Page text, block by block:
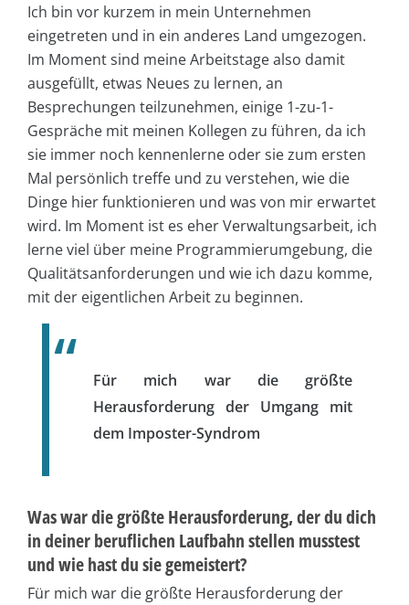
Ich bin vor kurzem in mein Unternehmen
eingetreten und in ein anderes Land umgezogen.
Im Moment sind meine Arbeitstage also damit
ausgefüllt, etwas Neues zu lernen, an
Besprechungen teilzunehmen, einige 1-zu-1-
Gespräche mit meinen Kollegen zu führen, da ich
sie immer noch kennenlerne oder sie zum ersten
Mal persönlich treffe und zu verstehen, wie die
Dinge hier funktionieren und was von mir erwartet
wird. Im Moment ist es eher Verwaltungsarbeit, ich
lerne viel über meine Programmierumgebung, die
Qualitätsanforderungen und wie ich dazu komme,
mit der eigentlichen Arbeit zu beginnen.
Für mich war die größte
Herausforderung der Umgang mit
dem Imposter-Syndrom
Was war die größte Herausforderung, der du dich
in deiner beruflichen Laufbahn stellen musstest
und wie hast du sie gemeistert?
Für mich war die größte Herausforderung der